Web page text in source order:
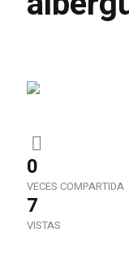
0
VECES COMPARTIDA
7
VISTAS